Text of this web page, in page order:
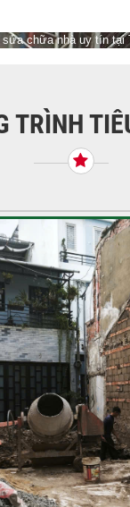
sửa chữa nhà uy tín tại
TRÌNH